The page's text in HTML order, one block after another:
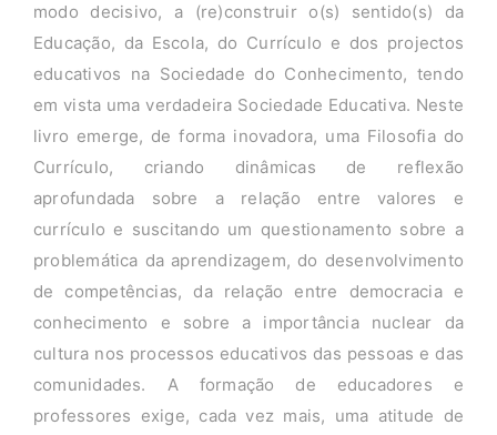
modo decisivo, a (re)construir o(s) sentido(s) da
Educação, da Escola, do Currículo e dos projectos
educativos na Sociedade do Conhecimento, tendo
em vista uma verdadeira Sociedade Educativa. Neste
livro emerge, de forma inovadora, uma Filosofia do
Currículo, criando dinâmicas de reflexão
aprofundada sobre a relação entre valores e
currículo e suscitando um questionamento sobre a
problemática da aprendizagem, do desenvolvimento
de competências, da relação entre democracia e
conhecimento e sobre a importância nuclear da
cultura nos processos educativos das pessoas e das
comunidades. A formação de educadores e
professores exige, cada vez mais, uma atitude de